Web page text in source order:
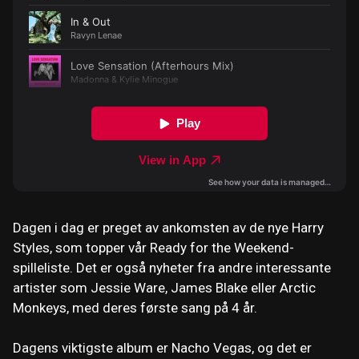
Dagen i dag er preget av ankomsten av de nye Harry
Styles, som topper vår Ready for the Weekend-
spilleliste. Det er også nyheter fra andre interessante
artister som Jessie Ware, James Blake eller Arctic
Monkeys, med deres første sang på 4 år.
Dagens viktigste album er Nacho Vegas, og det er